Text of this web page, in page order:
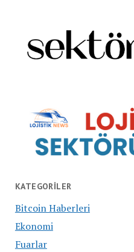
KATEGORILER
Bitcoin Haberleri
Ekonomi
Fuarlar